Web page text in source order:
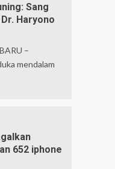
Sang
Haryono
–
mendalam
652 iphone